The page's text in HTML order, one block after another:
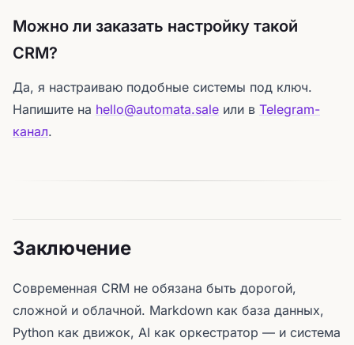
Можно ли заказать настройку такой
CRM?
Да, я настраиваю подобные системы под ключ.
Напишите на hello@automata.sale или в Telegram-
канал.
Заключение
Современная CRM не обязана быть дорогой,
сложной и облачной. Markdown как база данных,
Python как движок, AI как оркестратор — и система